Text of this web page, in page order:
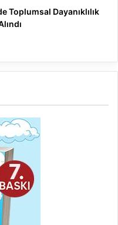
Toplumsal Dayanıklılık